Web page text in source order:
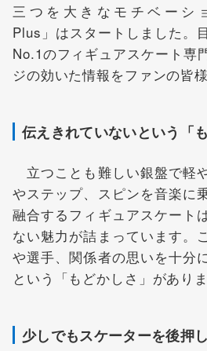
三つを大きなモチベーシ
Plus」はスタートしました。
No.1のフィギュアスケート専
ジの効いた情報をファンの皆
伝えきれていないという「
立つことも難しい銀盤で軽
やステップ、スピンを音楽に
融合するフィギュアスケート
ない魅力が詰まっています。
や選手、関係者の思いを十分
という「もどかしさ」がありま
少しでもスケーターを後押